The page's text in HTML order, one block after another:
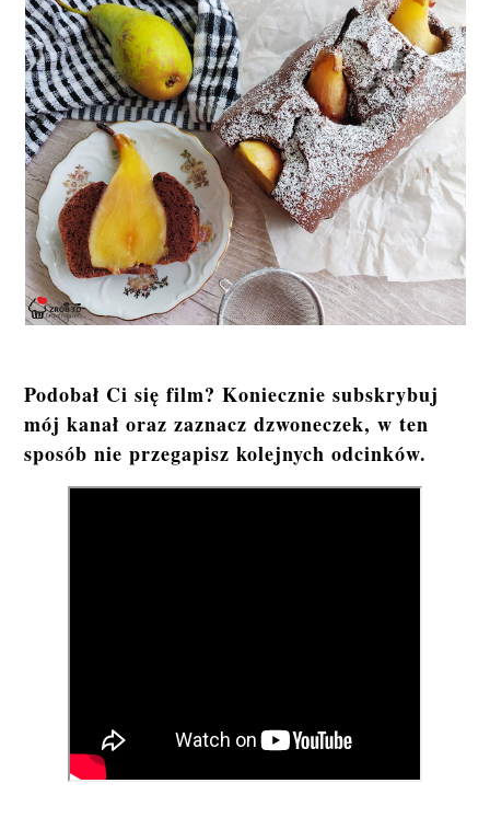
Podobał Ci się film? Koniecznie subskrybuj
mój kanał oraz zaznacz dzwoneczek, w ten
sposób nie przegapisz kolejnych odcinków.